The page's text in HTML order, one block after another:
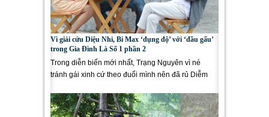
Vì giải cứu Diệu Nhi, Bi Max ‘đụng độ’ với ‘đầu gấu’
trong Gia Đình Là Số 1 phần 2
Trong diễn biến mới nhất, Trạng Nguyên vì né
tránh gái xinh cứ theo đuổi mình nên đã rủ Diễm